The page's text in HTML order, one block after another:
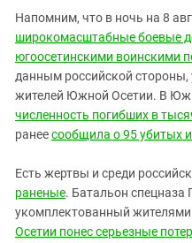
Напомним, что в ночь на 8
широкомасштабные боевые
югоосетинскими воинскими
данным российской стороны,
жителей Южной Осетии. В
численность погибших в
ранеесообщила о 95 убитых
Есть жертвы и среди
раненые. Батальон спецназа
укомплектованный
Осетии понес серьезные